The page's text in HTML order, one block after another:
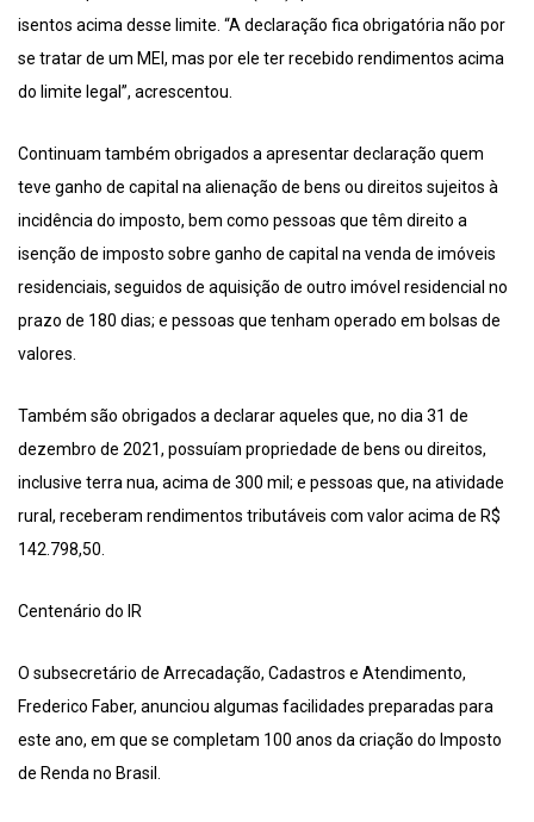
isentos acima desse limite. “A declaração fica obrigatória não por
se tratar de um MEI, mas por ele ter recebido rendimentos acima
do limite legal”, acrescentou.
Continuam também obrigados a apresentar declaração quem
teve ganho de capital na alienação de bens ou direitos sujeitos à
incidência do imposto, bem como pessoas que têm direito a
isenção de imposto sobre ganho de capital na venda de imóveis
residenciais, seguidos de aquisição de outro imóvel residencial no
prazo de 180 dias; e pessoas que tenham operado em bolsas de
valores.
Também são obrigados a declarar aqueles que, no dia 31 de
dezembro de 2021, possuíam propriedade de bens ou direitos,
inclusive terra nua, acima de 300 mil; e pessoas que, na atividade
rural, receberam rendimentos tributáveis com valor acima de R$
142.798,50.
Centenário do IR
O subsecretário de Arrecadação, Cadastros e Atendimento,
Frederico Faber, anunciou algumas facilidades preparadas para
este ano, em que se completam 100 anos da criação do Imposto
de Renda no Brasil.